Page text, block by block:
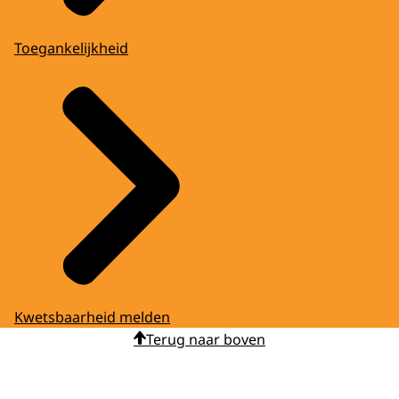
Toegankelijkheid
Kwetsbaarheid melden
Terug naar boven